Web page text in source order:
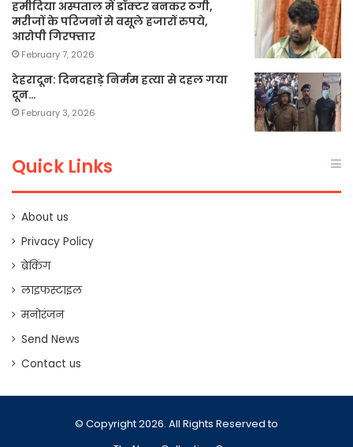
हमीदिया अस्पताल में डॉक्टर बनकर ठगी,
मरीजों के परिजनों से वसूले हजारों रुपये,
आरोपी गिरफ्तार
February 7, 2026
देहरादून: दिनदहाड़े निर्मम हत्या से दहल गया
दून…
February 3, 2026
Quick Links
About us
Privacy Policy
ब्रेकिंग
लाइफस्टाइल
मनोरंजन
Send News
Contact us
© Copyright 2026. All Rights Reserved to